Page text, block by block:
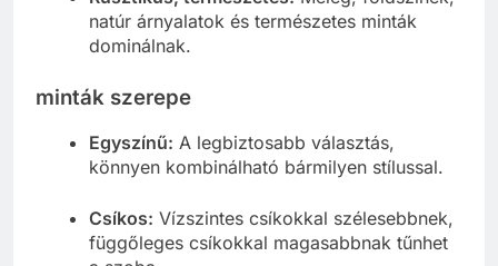
natúr árnyalatok és természetes minták
dominálnak.
minták szerepe
Egyszínű: A legbiztosabb választás,
könnyen kombinálható bármilyen stílussal.
Csíkos: Vízszintes csíkokkal szélesebbnek,
függőleges csíkokkal magasabbnak tűnhet